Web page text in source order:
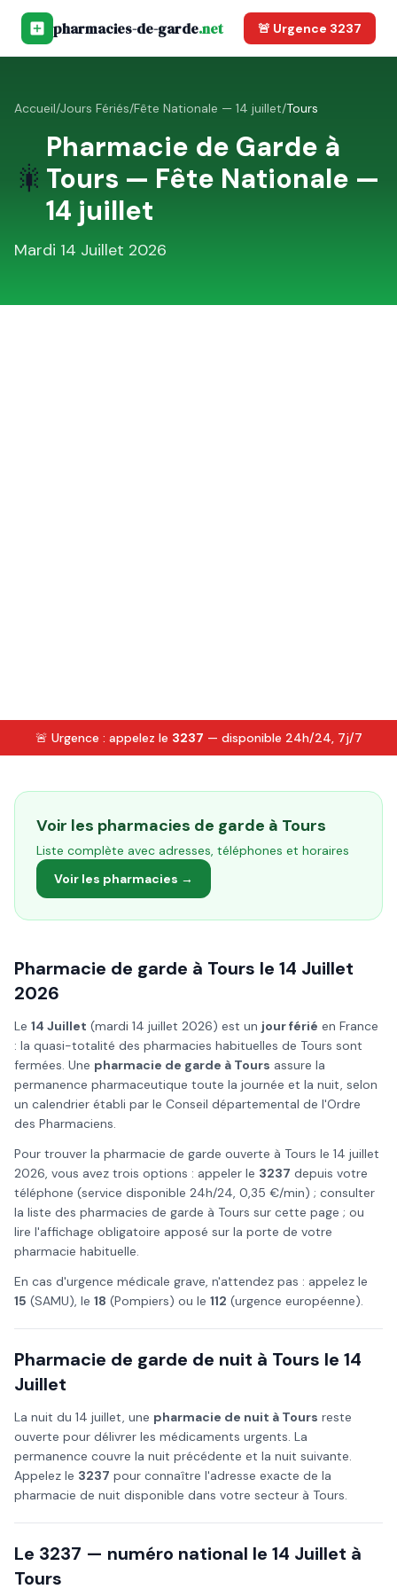
pharmacies-de-garde.net 🚨 Urgence 3237
Accueil/Jours Fériés/Fête Nationale — 14 juillet/Tours
🎇
Pharmacie de Garde à
Tours — Fête Nationale —
14 juillet
Mardi 14 Juillet 2026
🚨 Urgence : appelez le 3237 — disponible 24h/24, 7j/7
Voir les pharmacies de garde à Tours
Liste complète avec adresses, téléphones et horaires
Voir les pharmacies →
Pharmacie de garde à Tours le 14 Juillet
2026
Le 14 Juillet (mardi 14 juillet 2026) est un jour férié en France
: la quasi-totalité des pharmacies habituelles de Tours sont
fermées. Une pharmacie de garde à Tours assure la
permanence pharmaceutique toute la journée et la nuit, selon
un calendrier établi par le Conseil départemental de l'Ordre
des Pharmaciens.
Pour trouver la pharmacie de garde ouverte à Tours le 14 juillet
2026, vous avez trois options : appeler le 3237 depuis votre
téléphone (service disponible 24h/24, 0,35 €/min) ; consulter
la liste des pharmacies de garde à Tours sur cette page ; ou
lire l'affichage obligatoire apposé sur la porte de votre
pharmacie habituelle.
En cas d'urgence médicale grave, n'attendez pas : appelez le
15 (SAMU), le 18 (Pompiers) ou le 112 (urgence européenne).
Pharmacie de garde de nuit à Tours le 14
Juillet
La nuit du 14 juillet, une pharmacie de nuit à Tours reste
ouverte pour délivrer les médicaments urgents. La
permanence couvre la nuit précédente et la nuit suivante.
Appelez le 3237 pour connaître l'adresse exacte de la
pharmacie de nuit disponible dans votre secteur à Tours.
Le 3237 — numéro national le 14 Juillet à
Tours